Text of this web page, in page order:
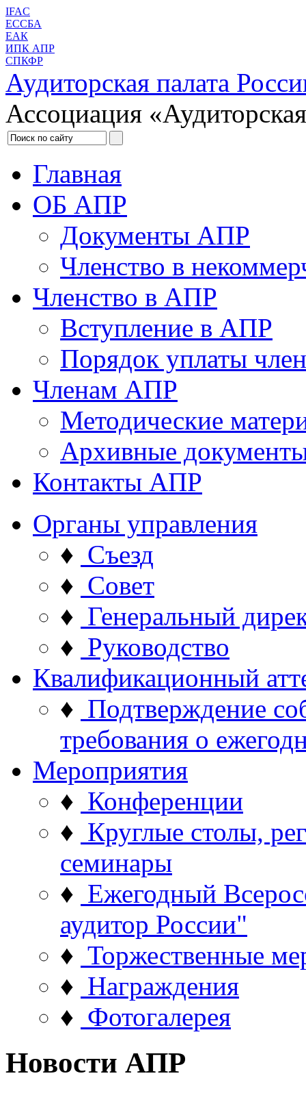
IFAC
ЕССБА
ЕАК
ИПК АПР
СПКФР
Аудиторская палата
Ассоциация
Главная
ОБ АПР
Документы АПР
Членство в
Членство в АПР
Вступление в АПР
Порядок уплаты
Членам АПР
Методические
Архивные
Контакты АПР
Органы управления
♦ Съезд
♦ Совет
♦ Генеральный
♦ Руководство
Квалификационный
♦ Подтверждение
требования о
Мероприятия
♦ Конференции
♦ Круглые столы,
семинары
♦ Ежегодный
аудитор России"
♦ Торжественные
♦ Награждения
♦ Фотогалерея
Новости АПР